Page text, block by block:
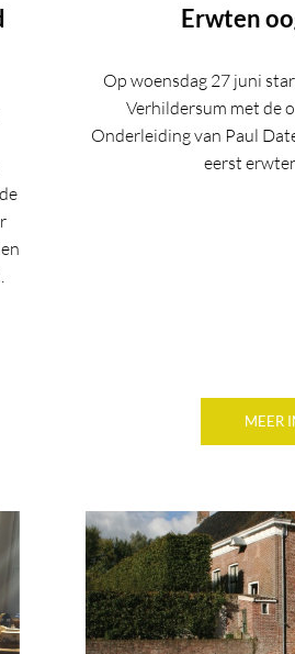
Erwten
Op woensdag 27 juni
Verhildersum met de
Onderleiding van Paul
eerst
MEER